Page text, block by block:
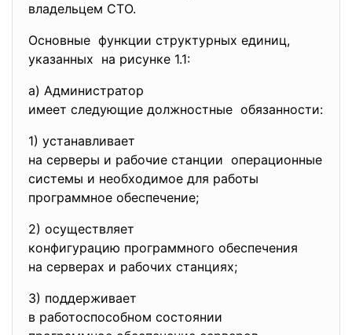
владельцем СТО.
Основные функции структурных единиц,
указанных на рисунке 1.1:
а) Администратор
имеет следующие должностные обязанности:
1) устанавливает
на серверы и рабочие станции операционные
системы и необходимое для работы
программное обеспечение;
2) осуществляет
конфигурацию программного обеспечения
на серверах и рабочих станциях;
3) поддерживает
в работоспособном состоянии